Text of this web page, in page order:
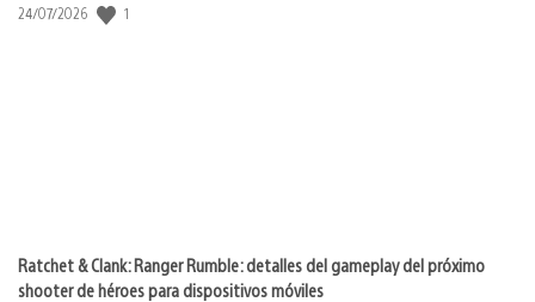
Fecha
24/07/2026 1
Ratchet & Clank: Ranger Rumble: detalles del gameplay del próximo
shooter de héroes para dispositivos móviles